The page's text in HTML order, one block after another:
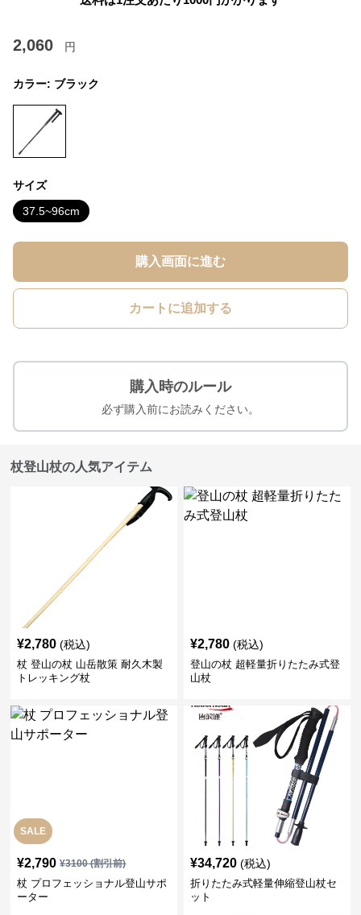
2,060 円
カラー: ブラック
サイズ
37.5~96cm
購入画面に進む
カートに追加する
購入時のルール
必ず購入前にお読みください。
杖登山杖の人気アイテム
¥2,780 (税込)
杖 登山の杖 山岳散策 耐久木製
トレッキング杖
¥2,780 (税込)
登山の杖 超軽量折りたたみ式登
山杖
SALE
¥2,790 ¥3100(割引前)
杖 プロフェッショナル登山サポ
ーター
¥34,720 (税込)
折りたたみ式軽量伸縮登山杖セ
ット